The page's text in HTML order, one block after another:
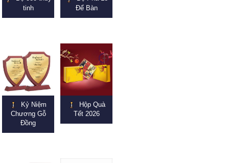
tinh
Để Bàn
Kỷ Niệm
Chương Gỗ
Đồng
Hộp Quà
Tết 2026